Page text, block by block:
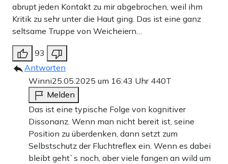
abrupt jeden Kontakt zu mir abgebrochen, weil ihm
Kritik zu sehr unter die Haut ging. Das ist eine ganz
seltsame Truppe von Weicheiern…
93
Antworten
Winni25.05.2025 um 16:43 Uhr 440T
Melden
Das ist eine typische Folge von kognitiver
Dissonanz. Wenn man nicht bereit ist, seine
Position zu überdenken, dann setzt zum
Selbstschutz der Fluchtreflex ein. Wenn es dabei
bleibt geht`s noch, aber viele fangen an wild um